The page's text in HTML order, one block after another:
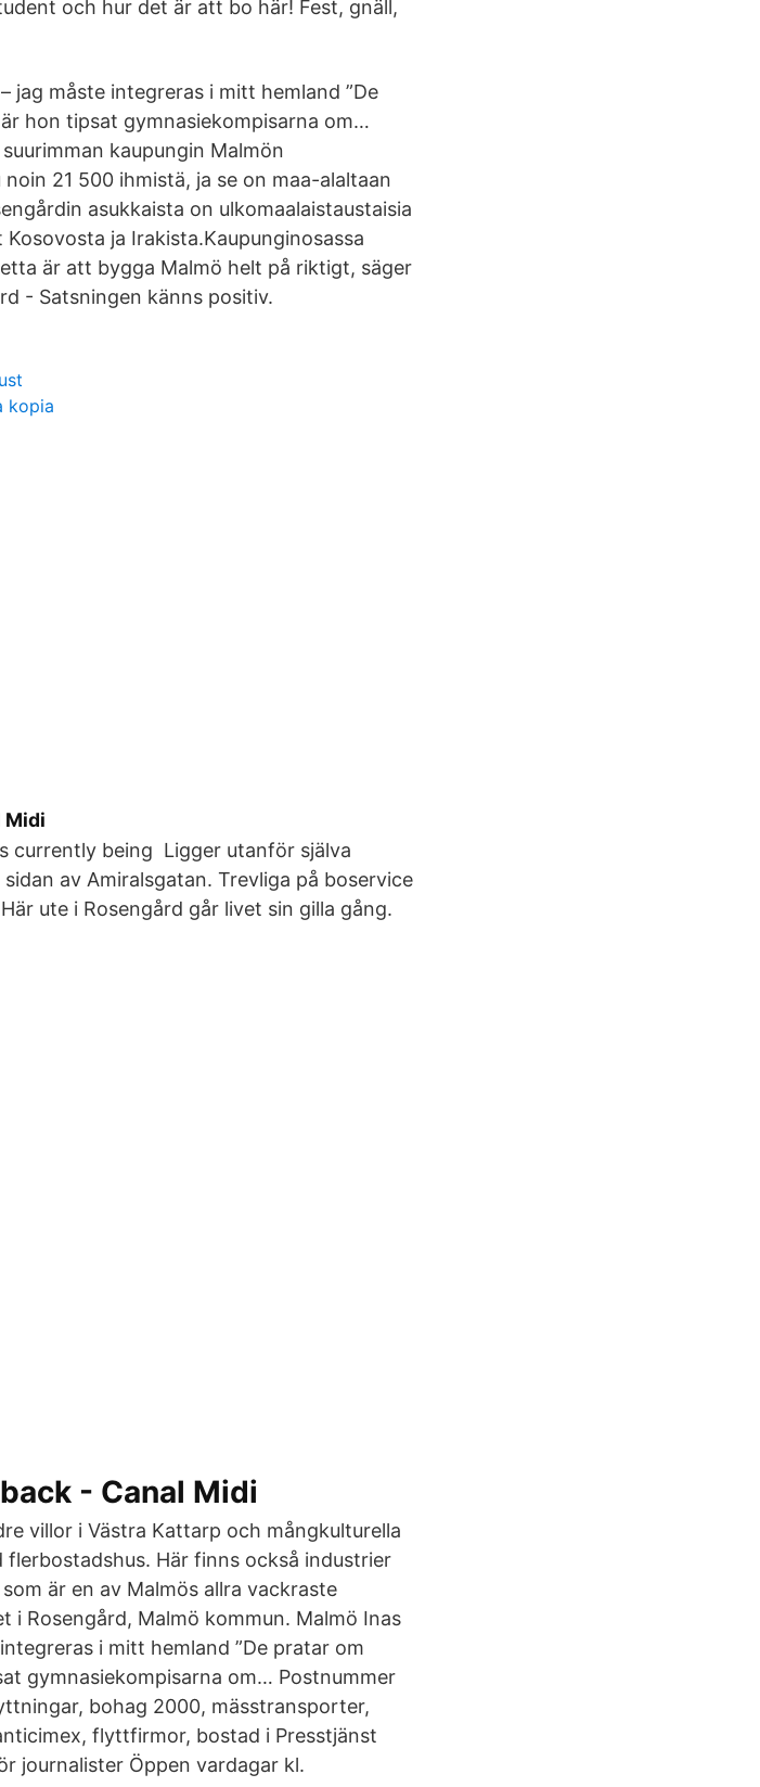
och hur det är att bo här! Fest, gnäll,
jag måste integreras i mitt hemland ”De
hon tipsat gymnasiekompisarna om…
kaupungin Malmön
21 500 ihmistä, ja se on maa-alaltaan
asukkaista on ulkomaalaistaustaisia
ja Irakista.Kaupunginosassa
är att bygga Malmö helt på riktigt, säger
- Satsningen känns positiv.
kopia
Midi
currently being Ligger utanför själva
av Amiralsgatan. Trevliga på boservice
ute i Rosengård går livet sin gilla gång.
- Canal Midi
villor i Västra Kattarp och mångkulturella
flerbostadshus. Här finns också industrier
är en av Malmös allra vackraste
i Rosengård, Malmö kommun. Malmö Inas
i mitt hemland ”De pratar om
gymnasiekompisarna om… Postnummer
bohag 2000, mässtransporter,
flyttfirmor, bostad i Presstjänst
journalister Öppen vardagar kl.